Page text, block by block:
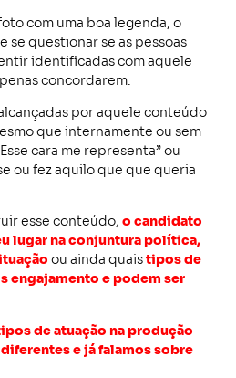
com uma boa legenda, o
se questionar se as pessoas
identificadas com aquele
concordarem.
por aquele conteúdo
que internamente ou sem
cara me representa” ou
ou fez aquilo que que queria
esse conteúdo, o candidato
lugar na conjuntura política,
ou ainda quaistipos de
engajamento e podem ser
de atuação na produção
e já falamos sobre